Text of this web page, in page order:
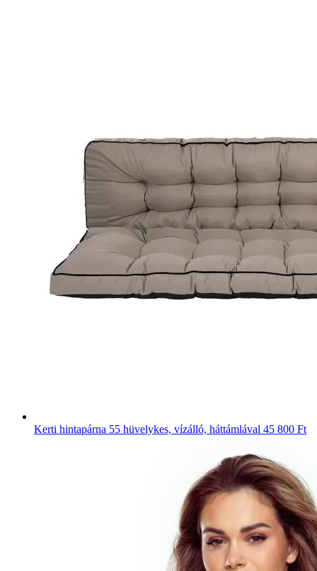
Kerti hintapárna 55 hüvelykes, vízálló, háttámlával 45 800 Ft